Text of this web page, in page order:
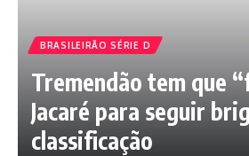
BRASILEIRÃO SÉRIE D
Tremendão tem que
Jacaré para seguir
classificação